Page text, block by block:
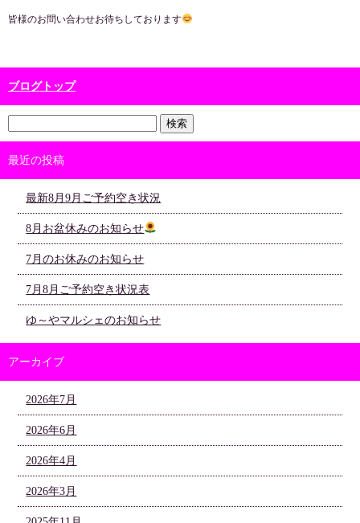
皆様のお問い合わせお待ちしております
ブログトップ
最近の投稿
最新8月9月ご予約空き状況
8月お盆休みのお知らせ
7月のお休みのお知らせ
7月8月ご予約空き状況表
ゆ～やマルシェのお知らせ
アーカイブ
2026年7月
2026年6月
2026年4月
2026年3月